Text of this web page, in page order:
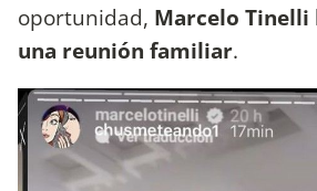
oportunidad, Marcelo Tinelli
una reunión familiar.